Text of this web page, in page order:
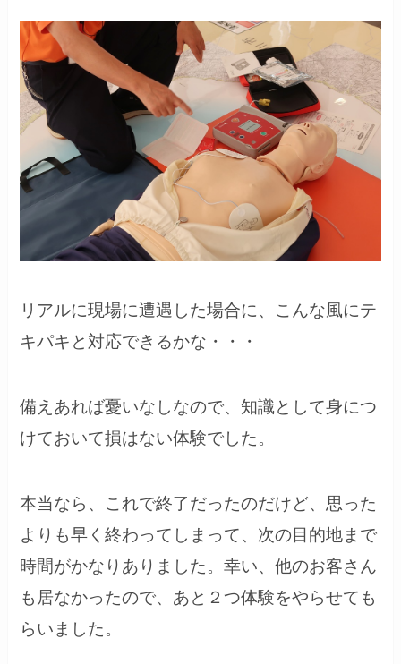
リアルに現場に遭遇した場合に、こんな風にテ
キパキと対応できるかな・・・
備えあれば憂いなしなので、知識として身につ
けておいて損はない体験でした。
本当なら、これで終了だったのだけど、思った
よりも早く終わってしまって、次の目的地まで
時間がかなりありました。幸い、他のお客さん
も居なかったので、あと２つ体験をやらせても
らいました。